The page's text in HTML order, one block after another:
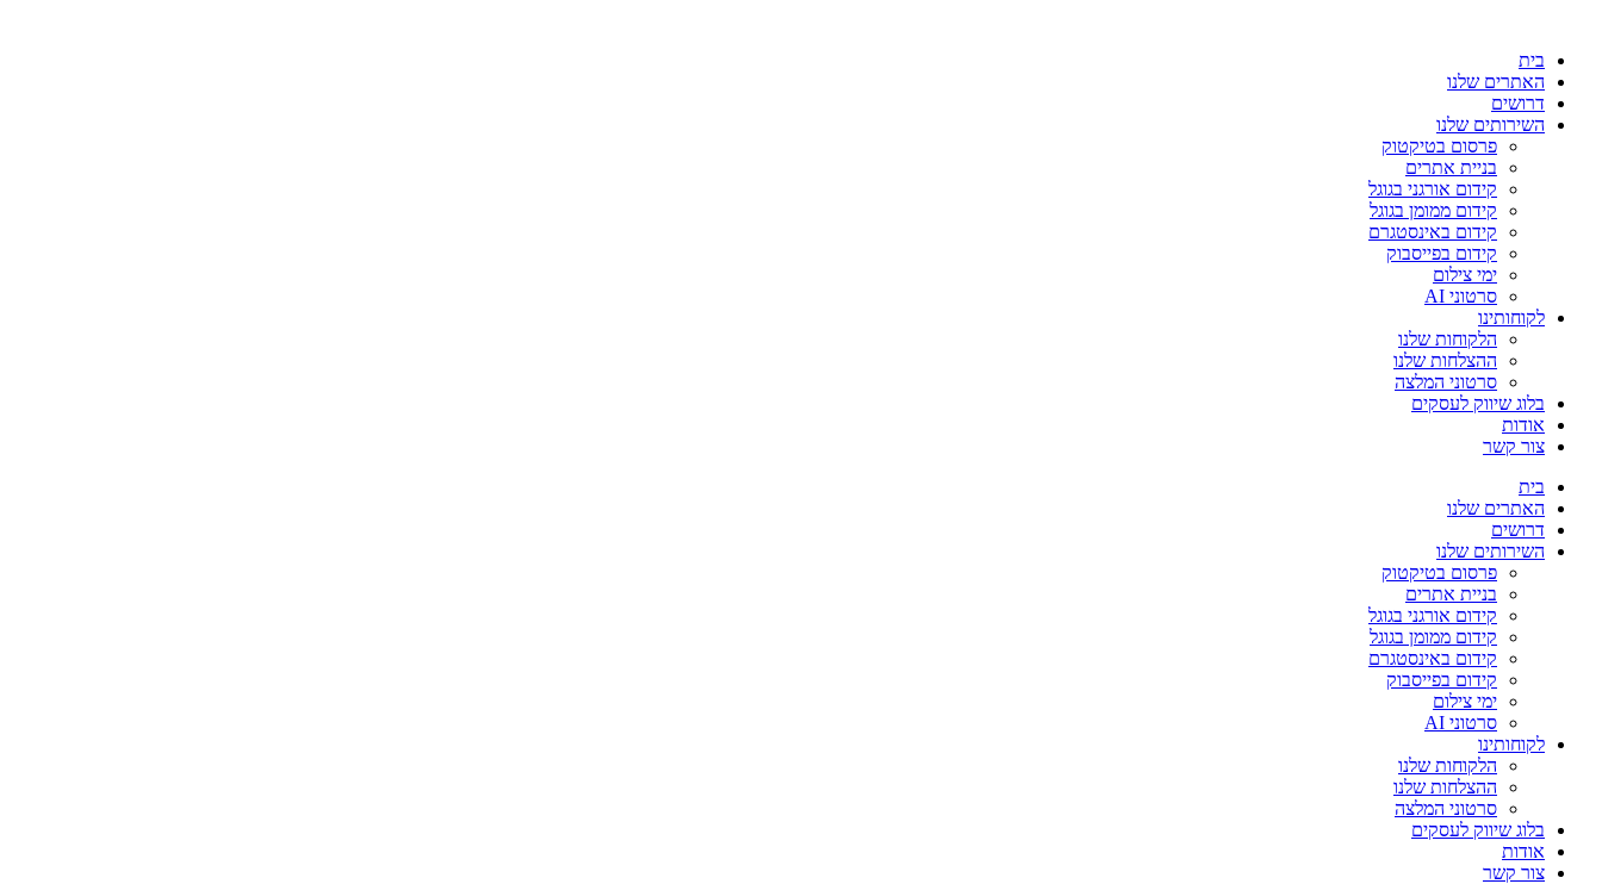
בית
האתרים שלנו
דרושים
השירותים שלנו
פרסום בטיקטוק
בניית אתרים
קידום אורגני בגוגל
קידום ממומן בגוגל
קידום באינסטגרם
קידום בפייסבוק
ימי צילום
סרטוני AI
לקוחותינו
הלקוחות שלנו
ההצלחות שלנו
סרטוני המלצה
בלוג שיווק לעסקים
אודות
צור קשר
בית
האתרים שלנו
דרושים
השירותים שלנו
פרסום בטיקטוק
בניית אתרים
קידום אורגני בגוגל
קידום ממומן בגוגל
קידום באינסטגרם
קידום בפייסבוק
ימי צילום
סרטוני AI
לקוחותינו
הלקוחות שלנו
ההצלחות שלנו
סרטוני המלצה
בלוג שיווק לעסקים
אודות
צור קשר